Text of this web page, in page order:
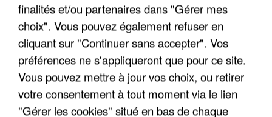
finalités et/ou partenaires dans "Gérer mes
choix". Vous pouvez également refuser en
cliquant sur "Continuer sans accepter". Vos
préférences ne s'appliqueront que pour ce site.
Vous pouvez mettre à jour vos choix, ou retirer
votre consentement à tout moment via le lien
"Gérer les cookies" situé en bas de chaque